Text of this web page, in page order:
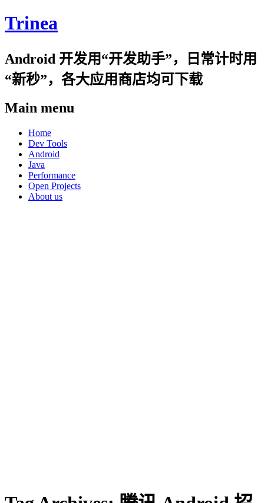
Trinea
Android 开发用“开发助手”，日常计时用
“新秒”，各大应用商店均可下载
Main menu
Skip
content
Home
Dev Tools
Android
Java
Performance
Open Projects
About us